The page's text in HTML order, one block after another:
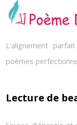
L’alignement
poèmes
Lecture de